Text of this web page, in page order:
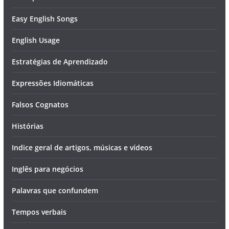
Easy English Songs
English Usage
Estratégias de Aprendizado
Expressões Idiomáticas
Falsos Cognatos
Histórias
Indice geral de artigos, músicas e vídeos
Inglês para negócios
Palavras que confundem
Tempos verbais